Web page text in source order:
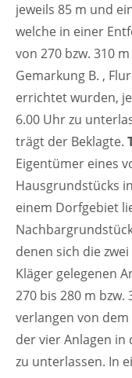
jeweils 85 m und
welche in einer
von 270 bzw. 310
Gemarkung B. ,
errichtet wurden,
6.00 Uhr zu
trägt der Beklagte.
Eigentümer eines
Hausgrundstücks
einem Dorfgebiet
denen sich die
Kläger gelegenen
270 bis 280 m bzw.
verlangen von
der vier Anlagen in
zu unterlassen. In